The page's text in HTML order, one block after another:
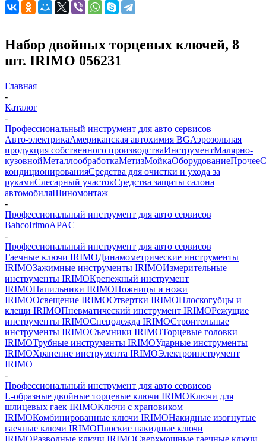
Набор двойных торцевых ключей, 8
шт. IRIMO 056231
Главная
-
Каталог
-
Профессиональный инструмент для авто сервисов
Авто-электрикаАмериканская автохимия BGАэрозольная
продукция собственного производстваИнструментМалярно-
кузовнойМеталлообработкаМетизМойкаОборудованиеПрочее
кондиционированияСредства для очистки и ухода за
рукамиСлесарный участокСредства защиты салона
автомобиляШиномонтаж
-
Профессиональный инструмент для авто сервисов
BahcoIrimoAPAC
-
Профессиональный инструмент для авто сервисов
Гаечные ключи IRIMOДинамометрические инструменты
IRIMOЗажимные инструменты IRIMOИзмерительные
инструменты IRIMOКрепежный инструмент
IRIMOНапильники IRIMOНожницы и ножи
IRIMOОсвещение IRIMOОтвертки IRIMOПлоскогубцы и
клещи IRIMOПневматический инструмент IRIMOРежущие
инструменты IRIMOСпецодежда IRIMOСтроительные
инструменты IRIMOСъемники IRIMOТорцевые головки
IRIMOТрубные инструменты IRIMOУдарные инструменты
IRIMOХранение инструмента IRIMOЭлектроинструмент
IRIMO
-
Профессиональный инструмент для авто сервисов
L-образные двойные торцевые ключи IRIMOКлючи для
шлицевых гаек IRIMOКлючи с храповиком
IRIMOКомбинированные ключи IRIMOНакидные изогнутые
гаечные ключи IRIMOПлоские накидные ключи
IRIMOРазводные ключи IRIMOСверхмощные гаечные ключи